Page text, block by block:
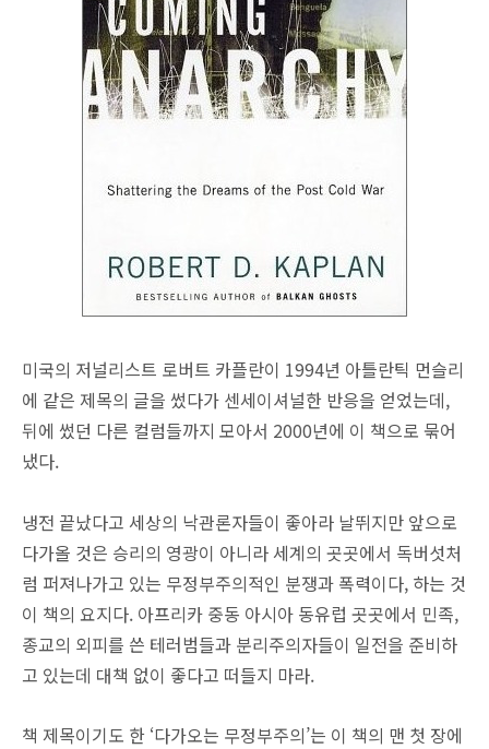
미국의 저널리스트 로버트 카플란이 1994년 아틀란틱 먼슬리
에 같은 제목의 글을 썼다가 센세이셔널한 반응을 얻었는데,
뒤에 썼던 다른 컬럼들까지 모아서 2000년에 이 책으로 묶어
냈다.
냉전 끝났다고 세상의 낙관론자들이 좋아라 날뛰지만 앞으로
다가올 것은 승리의 영광이 아니라 세계의 곳곳에서 독버섯처
럼 퍼져나가고 있는 무정부주의적인 분쟁과 폭력이다, 하는 것
이 책의 요지다. 아프리카 중동 아시아 동유럽 곳곳에서 민족,
종교의 외피를 쓴 테러범들과 분리주의자들이 일전을 준비하
고 있는데 대책 없이 좋다고 떠들지 마라.
책 제목이기도 한 ‘다가오는 무정부주의’는 이 책의 맨 첫 장에